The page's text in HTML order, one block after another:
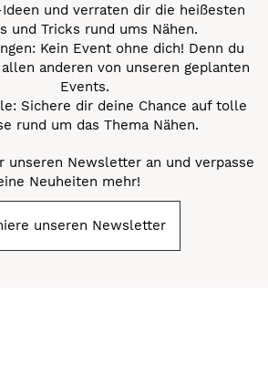
Ideen und verraten dir die heißesten
und Tricks rund ums Nähen.
Kein Event ohne dich! Denn du
anderen von unseren geplanten
Events.
Sichere dir deine Chance auf tolle
rund um das Thema Nähen.
unseren Newsletter an und verpasse
Neuheiten mehr!
unseren Newsletter